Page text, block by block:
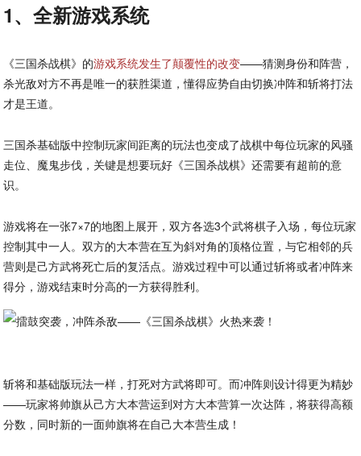
1、全新游戏系统
《三国杀战棋》的游戏系统发生了颠覆性的改变——猜测身份和阵营，
杀光敌对方不再是唯一的获胜渠道，懂得应势自由切换冲阵和斩将打法
才是王道。
三国杀基础版中控制玩家间距离的玩法也变成了战棋中每位玩家的风骚
走位、魔鬼步伐，关键是想要玩好《三国杀战棋》还需要有超前的意
识。
游戏将在一张7×7的地图上展开，双方各选3个武将棋子入场，每位玩家
控制其中一人。双方的大本营在互为斜对角的顶格位置，与它相邻的兵
营则是己方武将死亡后的复活点。游戏过程中可以通过斩将或者冲阵来
得分，游戏结束时分高的一方获得胜利。
斩将和基础版玩法一样，打死对方武将即可。而冲阵则设计得更为精妙
——玩家将帅旗从己方大本营运到对方大本营算一次达阵，将获得高额
分数，同时新的一面帅旗将在自己大本营生成！